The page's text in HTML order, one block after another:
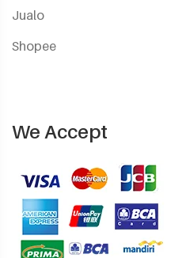
Jualo
Shopee
We Accept